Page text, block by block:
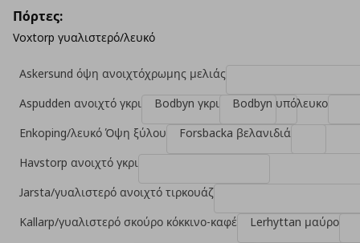
Πόρτες:
Voxtorp γυαλιστερό/λευκό
Askersund όψη ανοιχτόχρωμης μελιάς
Aspudden ανοιχτό γκρι
Bodbyn γκρι
Bodbyn υπόλευκο
Enkoping/λευκό Όψη ξύλου
Forsbacka βελανιδιά
Havstorp ανοιχτό γκρι
Jarsta/γυαλιστερό ανοιχτό τιρκουάζ
Kallarp/γυαλιστερό σκούρο κόκκινο-καφέ
Lerhyttan μαύρο